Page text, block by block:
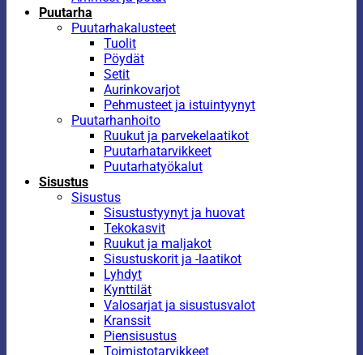
Puutarha
Puutarhakalusteet
Tuolit
Pöydät
Setit
Aurinkovarjot
Pehmusteet ja istuintyynyt
Puutarhanhoito
Ruukut ja parvekelaatikot
Puutarhatarvikkeet
Puutarhatyökalut
Sisustus
Sisustus
Sisustustyynyt ja huovat
Tekokasvit
Ruukut ja maljakot
Sisustuskorit ja -laatikot
Lyhdyt
Kynttilät
Valosarjat ja sisustusvalot
Kranssit
Piensisustus
Toimistotarvikkeet